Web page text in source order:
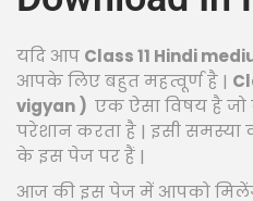
यदि आप Class 11 Hindi
आपके लिए बहुत महत्वूर्ण है |
vigyan ) एक ऐसा विषय है जो
परेशान करता है | इसी
के इस पेज पर हैं |
आज की इस पेज में आपको